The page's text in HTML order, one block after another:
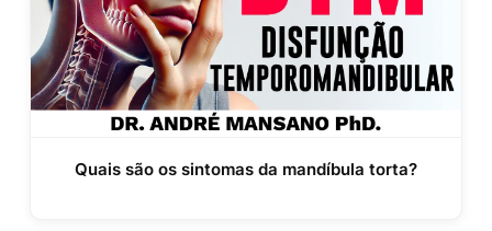
Quais são os sintomas da mandíbula torta?